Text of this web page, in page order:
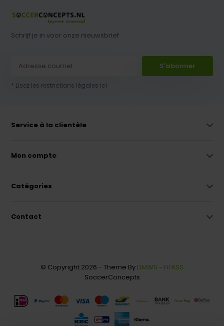
Schrijf je in voor onze nieuwsbrief
S'abonner
* Lisez les restrictions légales ici
Service à la clientèle
Mon compte
Catégories
Contact
© Copyright 2026 - Theme By DMWS - Fil RSS
SoccerConcepts